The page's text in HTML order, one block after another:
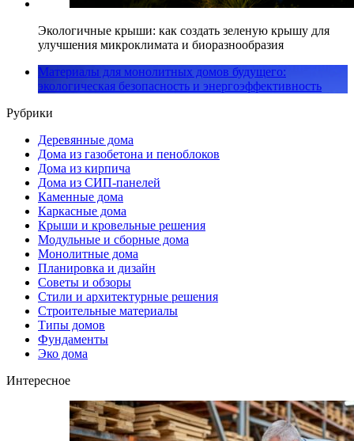
Экологичные крыши: как создать зеленую крышу для
улучшения микроклимата и биоразнообразия
Материалы для монолитных домов будущего:
экологическая безопасность и энергоэффективность
Рубрики
Деревянные дома
Дома из газобетона и пеноблоков
Дома из кирпича
Дома из СИП-панелей
Каменные дома
Каркасные дома
Крыши и кровельные решения
Модульные и сборные дома
Монолитные дома
Планировка и дизайн
Советы и обзоры
Стили и архитектурные решения
Строительные материалы
Типы домов
Фундаменты
Эко дома
Интересное